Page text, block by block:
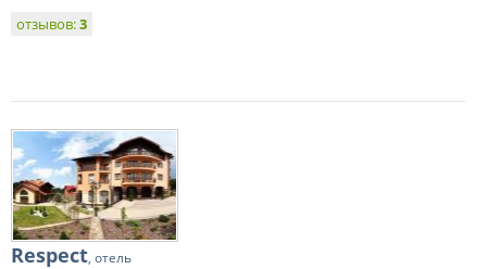
отзывов:3
Respect, отель